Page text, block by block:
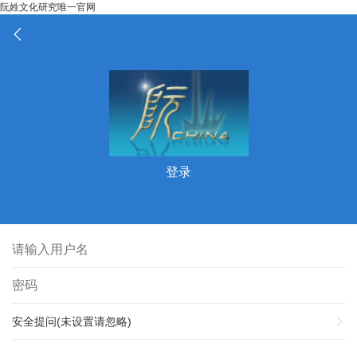
阮姓文化研究唯一官网
登录
安全提问(未设置请忽略)